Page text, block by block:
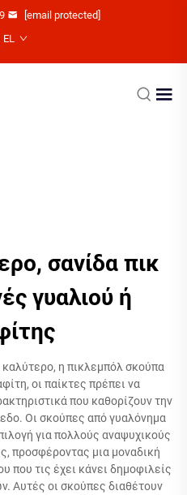
[email protected]
EL
σανίδα πικ
γυαλιού ή
καλύτερο, η πικλεμπόλ σκούπα
οι παίκτες πρέπει να
που καθορίζουν την
Οι σκούπες από γυαλόνημα
για πολλούς αναψυχικούς
προσφέροντας μια μοναδική
που τις έχει κάνει δημοφιλείς
Αυτές οι σκούπες διαθέτουν